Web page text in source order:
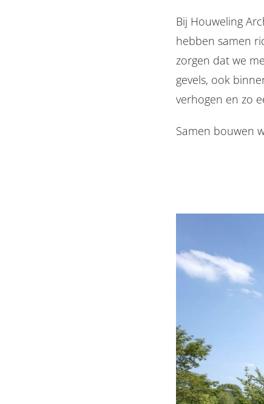
Bij Houweling
hebben samen
zorgen dat we
gevels, ook
verhogen en zo
Samen bouwen